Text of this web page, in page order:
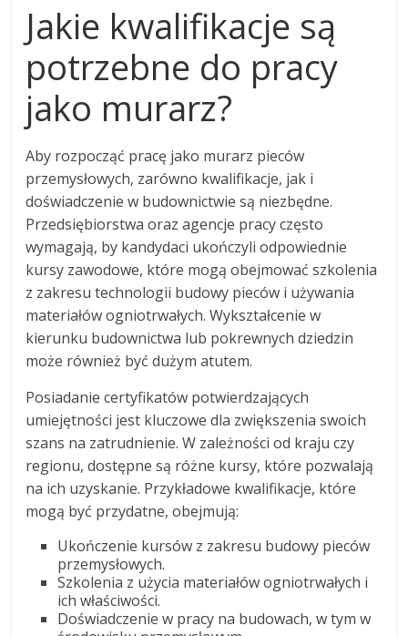
Jakie kwalifikacje są
potrzebne do pracy
jako murarz?
Aby rozpocząć pracę jako murarz pieców
przemysłowych, zarówno kwalifikacje, jak i
doświadczenie w budownictwie są niezbędne.
Przedsiębiorstwa oraz agencje pracy często
wymagają, by kandydaci ukończyli odpowiednie
kursy zawodowe, które mogą obejmować szkolenia
z zakresu technologii budowy pieców i używania
materiałów ogniotrwałych. Wykształcenie w
kierunku budownictwa lub pokrewnych dziedzin
może również być dużym atutem.
Posiadanie certyfikatów potwierdzających
umiejętności jest kluczowe dla zwiększenia swoich
szans na zatrudnienie. W zależności od kraju czy
regionu, dostępne są różne kursy, które pozwalają
na ich uzyskanie. Przykładowe kwalifikacje, które
mogą być przydatne, obejmują:
Ukończenie kursów z zakresu budowy pieców
przemysłowych.
Szkolenia z użycia materiałów ogniotrwałych i
ich właściwości.
Doświadczenie w pracy na budowach, w tym w